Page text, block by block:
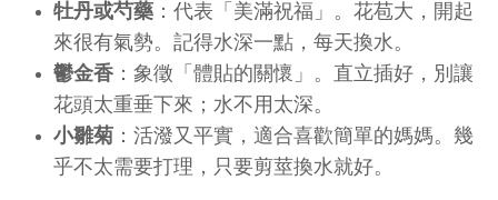
牡丹或芍藥 ：代表「美滿祝福」。花苞大，開起
來很有氣勢。記得水深一點，每天換水。
鬱金香 ：象徵「體貼的關懷」。直立插好，別讓
花頭太重垂下來；水不用太深。
小雛菊 ：活潑又平實，適合喜歡簡單的媽媽。幾
乎不太需要打理，只要剪莖換水就好。